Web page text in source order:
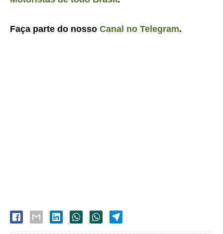
Faça parte do nosso Canal no Telegram.